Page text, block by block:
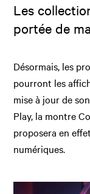
Les
portée de
Désormais, les
pourront les
mise à jour de
Play, la montre
proposera en
numériques.